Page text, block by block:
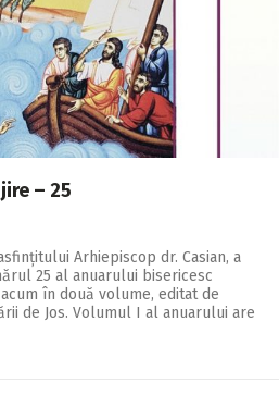
– 25
Ar­hie­piscop dr. Casian, a
25 al anuarului bisericesc
în două volume, editat de
de Jos. Volumul I al anuarului are